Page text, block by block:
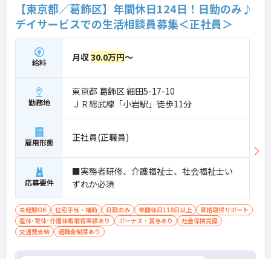
【東京都／葛飾区】年間休日124日！日勤のみ♪
デイサービスでの生活相談員募集＜正社員＞
給料 月収30.0万円～
勤務地
東京都 葛飾区 細田5-17-10
ＪＲ総武線「小岩駅」徒歩11分
雇用形態 正社員(正職員)
応募要件
■実務者研修、介護福祉士、社会福祉士い
ずれか必須
未経験OK 住宅手当・補助 日勤のみ 年間休日110日以上
資格取得サポート
産休･育休･介護休暇取得実績あり
ボーナス・賞与あり
社会保険完備
交通費支給
退職金制度あり